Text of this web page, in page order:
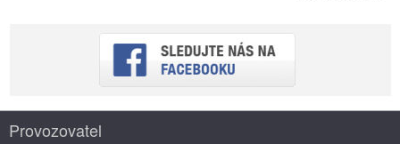
Provozovatel